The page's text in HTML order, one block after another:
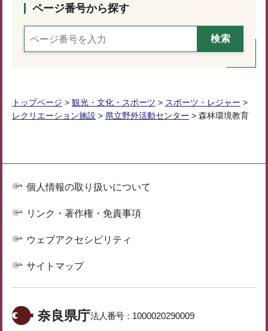
ページ番号から探す
トップページ > 観光・文化・スポーツ > スポーツ・レジャー >
レクリエーション施設 > 県立野外活動センター > 森林環境教育
個人情報の取り扱いについて
リンク・著作権・免責事項
ウェブアクセシビリティ
サイトマップ
奈良県庁法人番号： 1000020290009